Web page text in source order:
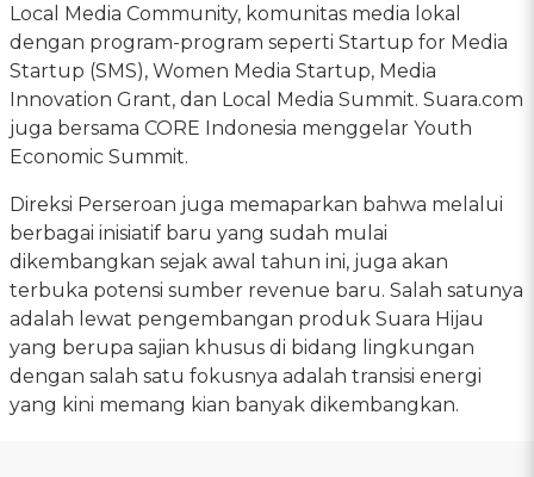
Local Media Community, komunitas media lokal
dengan program-program seperti Startup for Media
Startup (SMS), Women Media Startup, Media
Innovation Grant, dan Local Media Summit. Suara.com
juga bersama CORE Indonesia menggelar Youth
Economic Summit.
Direksi Perseroan juga memaparkan bahwa melalui
berbagai inisiatif baru yang sudah mulai
dikembangkan sejak awal tahun ini, juga akan
terbuka potensi sumber revenue baru. Salah satunya
adalah lewat pengembangan produk Suara Hijau
yang berupa sajian khusus di bidang lingkungan
dengan salah satu fokusnya adalah transisi energi
yang kini memang kian banyak dikembangkan.